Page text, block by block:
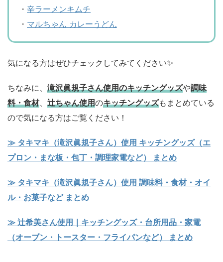
・ 辛ラーメンキムチ
・ マルちゃん カレーうどん
気になる方はぜひチェックしてみてください✨
ちなみに、 滝沢眞規子さん使用のキッチングッズや調味
料・食材、 辻ちゃん使用のキッチングッズもまとめている
ので気になる方はご覧ください！
≫ タキマキ（滝沢眞規子さん）使用 キッチングッズ（エ
プロン・まな板・包丁・調理家電など） まとめ
≫ タキマキ（滝沢眞規子さん）使用 調味料・食材・オイ
ル・お菓子など まとめ
≫ 辻希美さん使用｜キッチングッズ・台所用品・家電
（オーブン・トースター・フライパンなど） まとめ